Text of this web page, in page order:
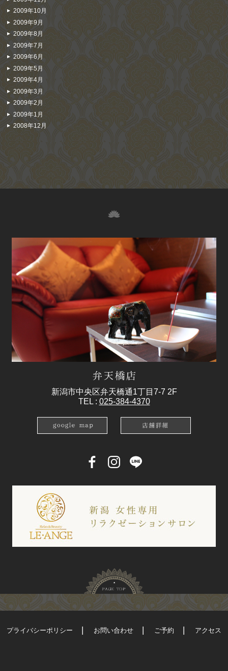
2009年10月
2009年9月
2009年8月
2009年7月
2009年6月
2009年5月
2009年4月
2009年3月
2009年2月
2009年1月
2008年12月
新潟市中央区弁天橋通1丁目7-7 2F
TEL : 025-384-4370
プライバシーポリシー お問い合わせ ご予約 アクセス